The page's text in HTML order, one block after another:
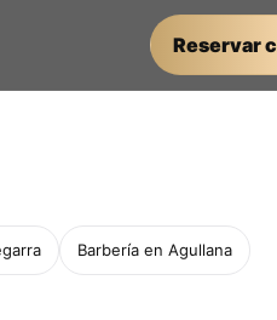
Reservar
Barbería en Agullana